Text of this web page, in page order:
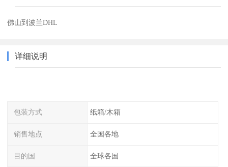
佛山到波兰DHL
详细说明
包装方式 纸箱/木箱
销售地点 全国各地
目的国 全球各国